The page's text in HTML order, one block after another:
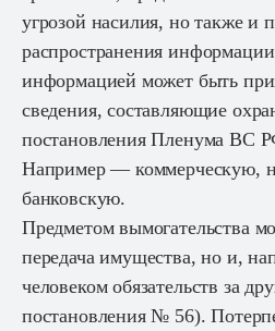
угрозой насилия, но также и
распространения
информацией может быть
сведения, составляющие
постановления Пленума ВС
Например — коммерческую,
банковскую.
Предметом вымогательства
передача имущества, но и,
человеком обязательств за
постановления № 56).